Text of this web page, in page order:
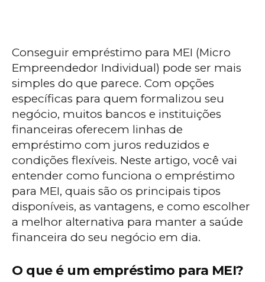
Conseguir empréstimo para MEI (Micro
Empreendedor Individual) pode ser mais
simples do que parece. Com opções
específicas para quem formalizou seu
negócio, muitos bancos e instituições
financeiras oferecem linhas de
empréstimo com juros reduzidos e
condições flexíveis. Neste artigo, você vai
entender como funciona o empréstimo
para MEI, quais são os principais tipos
disponíveis, as vantagens, e como escolher
a melhor alternativa para manter a saúde
financeira do seu negócio em dia.
O que é um empréstimo para MEI?